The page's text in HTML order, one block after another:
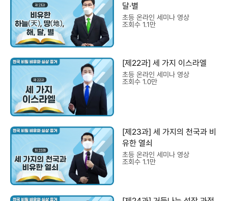
달·별
초등 온라인 세미나 영상
조회수 1.1만
[제22과] 세 가지 이스라엘
초등 온라인 세미나 영상
조회수 1.0만
[제23과] 세 가지의 천국과 비
유한 열쇠
초등 온라인 세미나 영상
조회수 1.1만